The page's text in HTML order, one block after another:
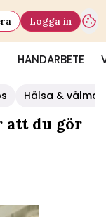
HANDARBETE
Logga in
Hälsa &
att du gör